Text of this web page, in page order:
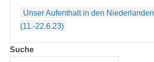
Beitragsnavigation
Unser Aufenthalt in den Niederlanden
(11.-22.6.23)
Suche